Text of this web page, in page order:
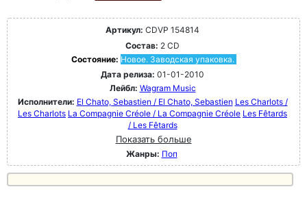
Артикул: CDVP 154814
Состав: 2 CD
Состояние: Новое. Заводская упаковка.
Дата релиза: 01-01-2010
Лейбл: Wagram Music
Исполнители: El Chato, Sebastien / El Chato, Sebastien Les Charlots /
Les Charlots La Compagnie Créole / La Compagnie Créole Les Fêtards
/ Les Fêtards
Показать больше
Жанры: Поп